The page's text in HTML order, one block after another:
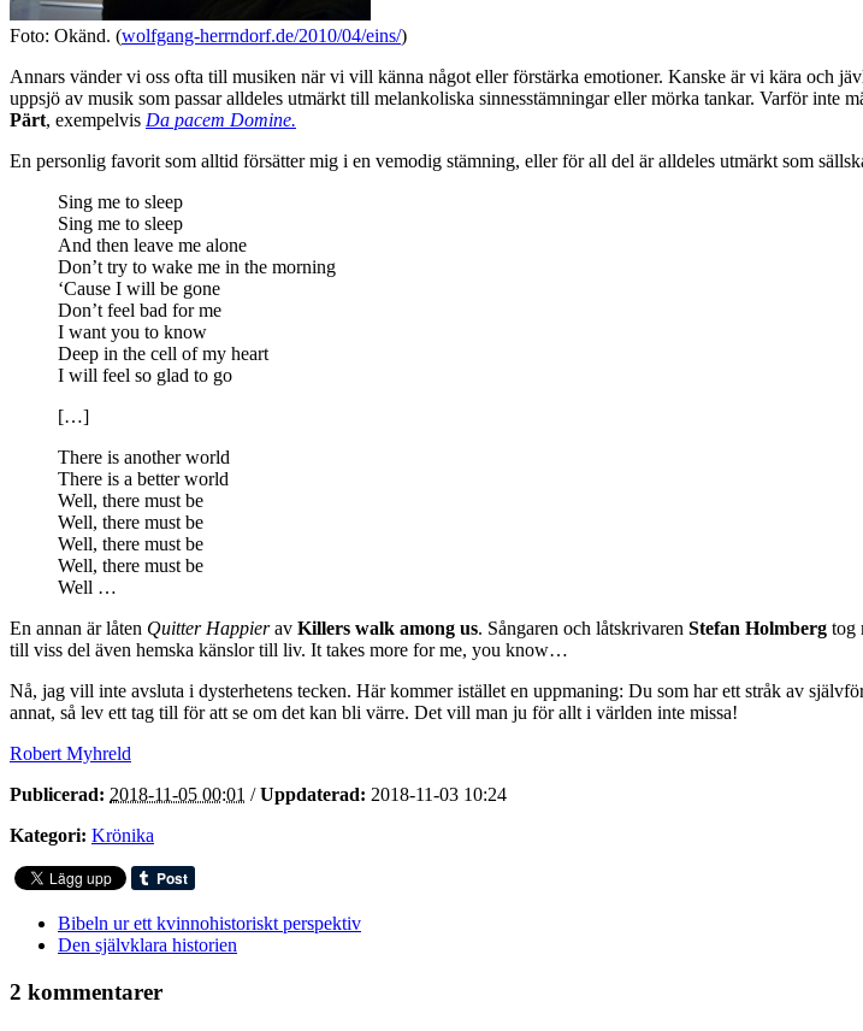
Foto: Okänd. (wolfgang-herrndorf.de/2010/04/eins/)
Annars vänder vi oss ofta till musiken när vi vill känna något eller förstärka emotioner. Kanske är vi kära och
uppsjö av musik som passar alldeles utmärkt till melankoliska sinnesstämningar eller mörka tankar. Varför inte
Pärt, exempelvis Da pacem Domine.
En personlig favorit som alltid försätter mig i en vemodig stämning, eller för all del är alldeles utmärkt som
Sing me to sleep
Sing me to sleep
And then leave me alone
Don’t try to wake me in the morning
‘Cause I will be gone
Don’t feel bad for me
I want you to know
Deep in the cell of my heart
I will feel so glad to go
[…]
There is another world
There is a better world
Well, there must be
Well, there must be
Well, there must be
Well, there must be
Well …
En annan är låten Quitter Happierav Killers walk among us. Sångaren och låtskrivaren Stefan Holmberg tog
till viss del även hemska känslor till liv. It takes more for me, you know…
Nå, jag vill inte avsluta i dysterhetens tecken. Här kommer istället en uppmaning: Du som har ett stråk av
annat, så lev ett tag till för att se om det kan bli värre. Det vill man ju för allt i världen inte missa!
Robert Myhreld
Publicerad: 2018-11-05 00:01 /Uppdaterad: 2018-11-03 10:24
Kategori: Krönika
Bibeln ur ett kvinnohistoriskt perspektiv
Den självklara historien
2 kommentarer